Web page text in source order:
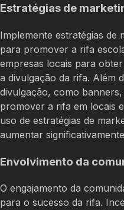
Estratégias de
Implemente estratégias de
para promover a rifa
empresas locais para
a divulgação da rifa. Além
divulgação, como
promover a rifa em locais
uso de estratégias de
aumentar
Envolvimento da
O engajamento da
para o sucesso da rifa.